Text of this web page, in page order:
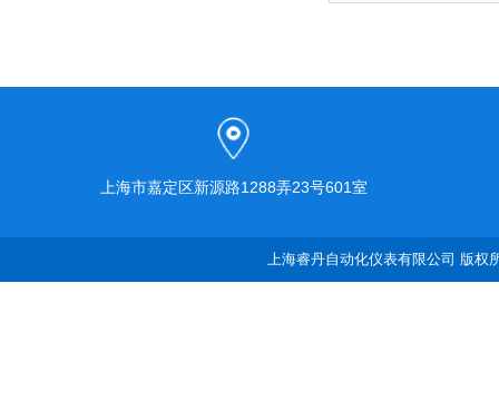
上海市嘉定区新源路1288弄23号601室
上海睿丹自动化仪表有限公司 版权